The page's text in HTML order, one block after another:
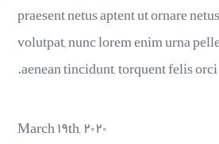
praesent netus aptent ut ornare
volutpat, nunc lorem enim urna
aenean tincidunt, torquent felis
March ۱۹th, ۲۰۲۰